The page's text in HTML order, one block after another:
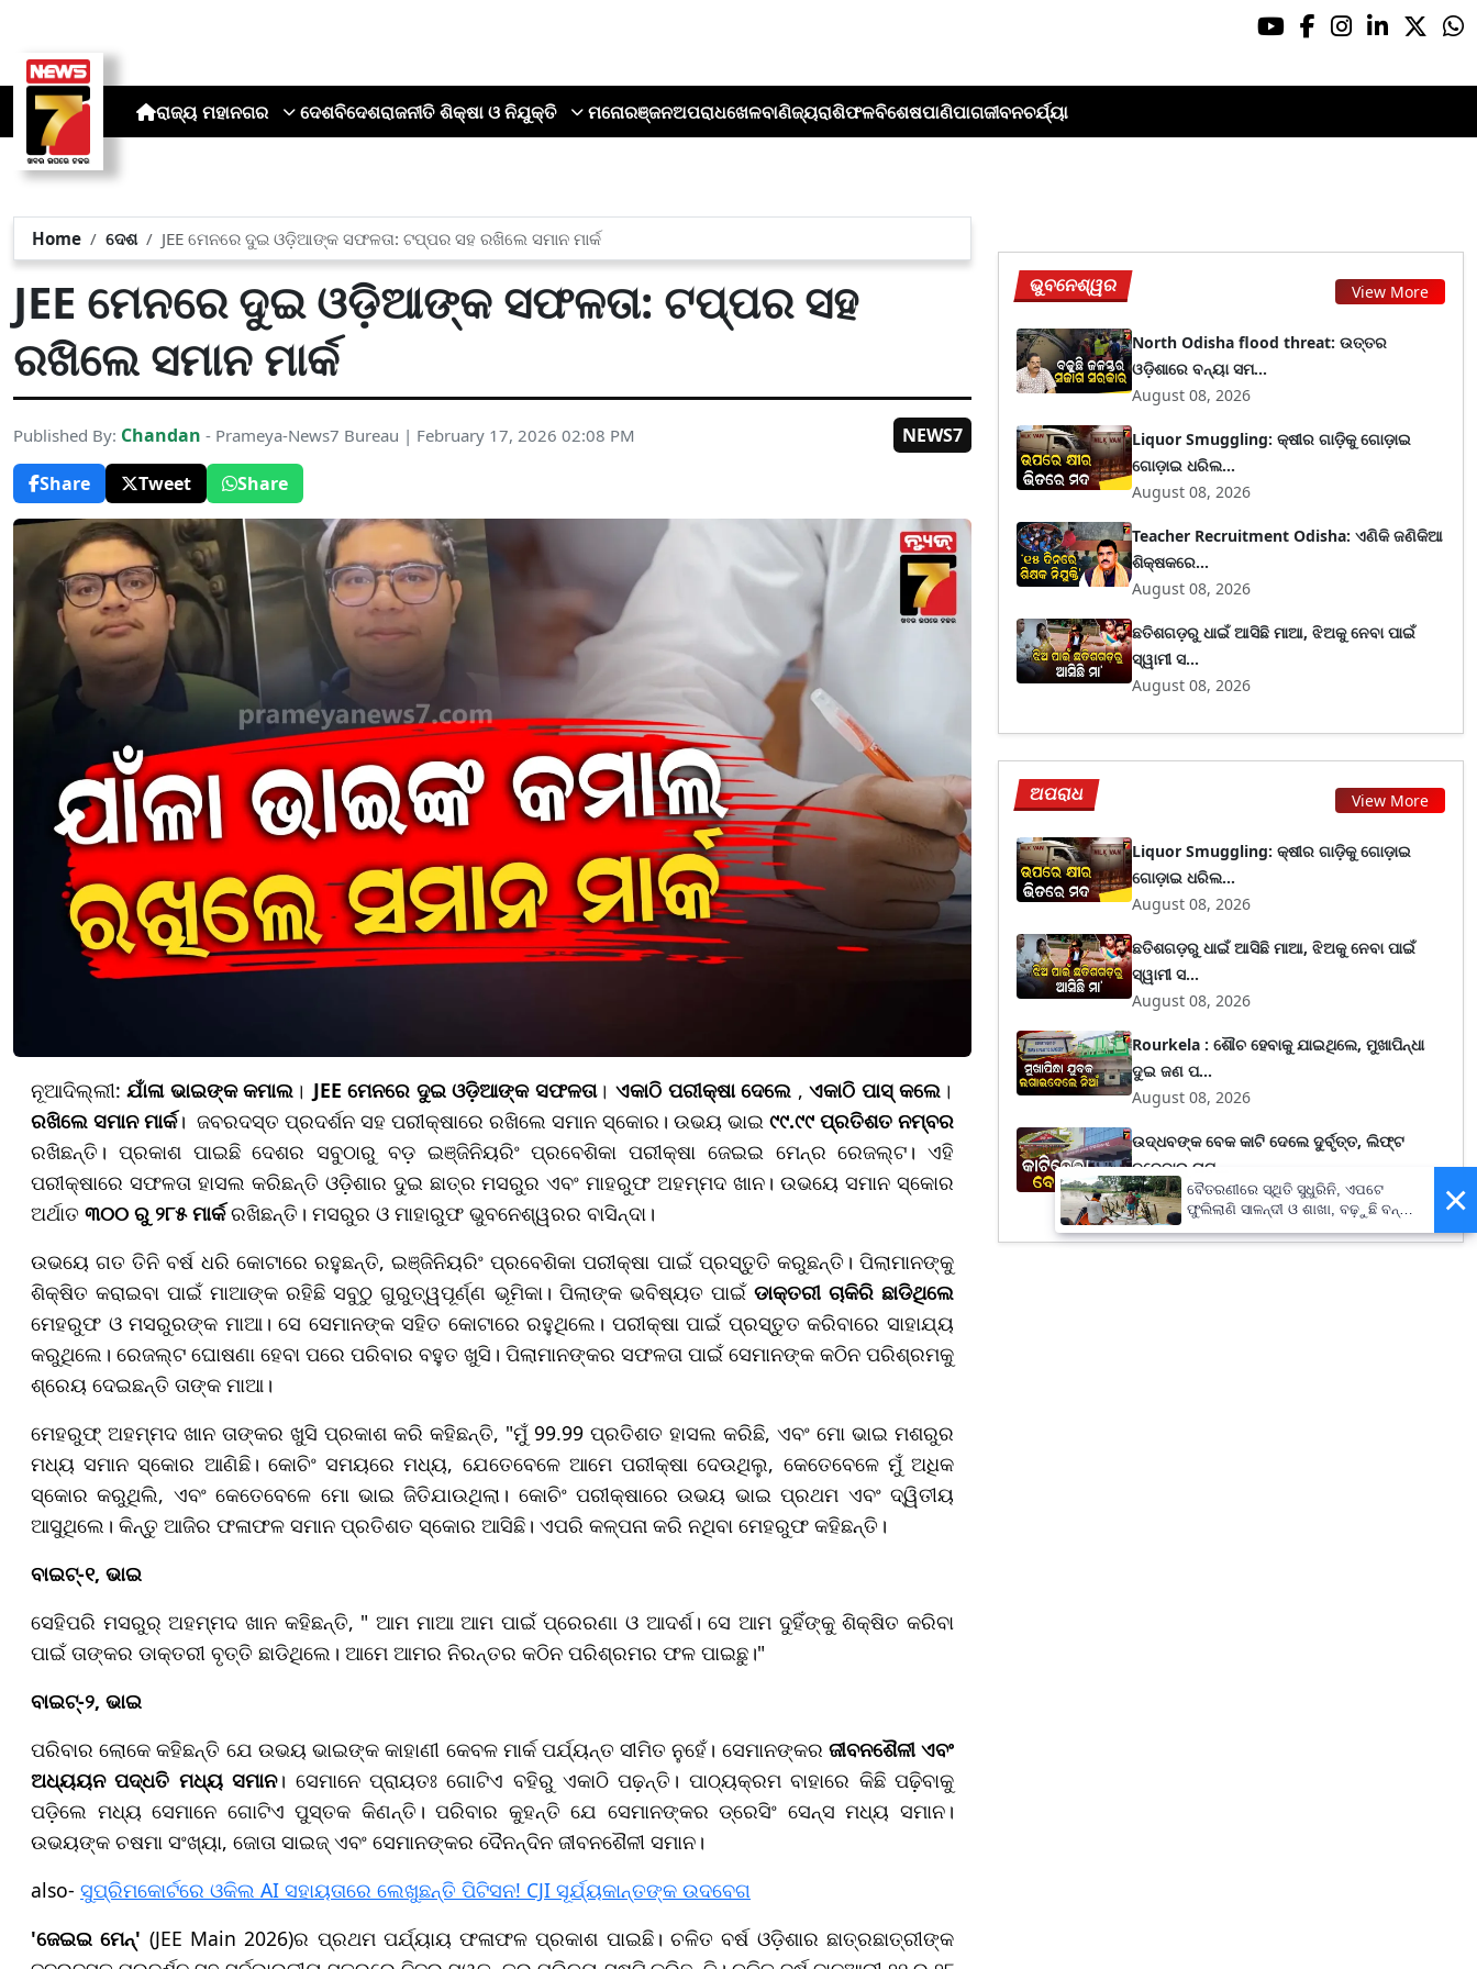
ରାଜ୍ୟ ମହାନଗର ଦେଶବିଦେଶରାଜନୀତି ଶିକ୍ଷା ଓ ନିଯୁକ୍ତି ମନୋରଞ୍ଜନଅପରାଧଖେଳବାଣିଜ୍ୟରାଶିଫଳବିଶେଷପାଣିପାଗଜୀବନଚର୍ଯ୍ୟା
Home ଦେଶ JEE ମେନରେ ଦୁଇ ଓଡ଼ିଆଙ୍କ ସଫଳତା: ଟପ୍ପର ସହ ରଖିଲେ ସମାନ ମାର୍କ
JEE ମେନରେ ଦୁଇ ଓଡ଼ିଆଙ୍କ ସଫଳତା: ଟପ୍ପର ସହ
ରଖିଲେ ସମାନ ମାର୍କ
Published By: Chandan - Prameya-News7 Bureau | February 17, 2026 02:08 PM
NEWS7
Share
Tweet Share
ନୂଆଦିଲ୍ଲୀ:​​​​​​​ଯାଁଳା ଭାଇଙ୍କ କମାଲ । JEEମେନରେ ଦୁଇ ଓଡ଼ିଆଙ୍କ ସଫଳତା।ଏକାଠି ପରୀକ୍ଷା ଦେଲେ ,ଏକାଠି ପାସ୍‌ କଲେ ।
ରଖିଲେ ସମାନ ମାର୍କ। ଜବରଦସ୍ତ ପ୍ରଦର୍ଶନ ସହ ପରୀକ୍ଷାରେ ରଖିଲେ ସମାନ ସ୍କୋର। ଉଭୟ ଭାଇ ୯୯.୯୯ ପ୍ରତିଶତ ନମ୍ବର
ରଖିଛନ୍ତି। ପ୍ରକାଶ ପାଇଛି ଦେଶର ସବୁଠାରୁ ବଡ଼ ଇଞ୍ଜିନିୟରିଂ ପ୍ରବେଶିକା ପରୀକ୍ଷା ଜେଇଇ ମେନ୍‌ର ରେଜଲ୍ଟ। ଏହି
ପରୀକ୍ଷାରେ ସଫଳତା ହାସଲ କରିଛନ୍ତି ଓଡ଼ିଶାର ଦୁଇ ଛାତ୍ର ମସରୁର ଏବଂ ମାହରୁଫ ଅହମ୍ମଦ ଖାନ। ଉଭୟେ ସମାନ ସ୍କୋର
ଅର୍ଥାତ ୩୦୦ ରୁ ୨୮୫ ମାର୍କରଖିଛନ୍ତି। ମସରୁର ଓ ମାହାରୁଫ ଭୁବନେଶ୍ୱରର ବାସିନ୍ଦା।
ଉଭୟେ ଗତ ତିନି ବର୍ଷ ଧରି କୋଟାରେ ରହୁଛନ୍ତି, ଇଞ୍ଜିନିୟରିଂ ପ୍ରବେଶିକା ପରୀକ୍ଷା ପାଇଁ ପ୍ରସ୍ତୁତି କରୁଛନ୍ତି। ପିଲାମାନଙ୍କୁ
ଶିକ୍ଷିତ କରାଇବା ପାଇଁ ମାଆଙ୍କ ରହିଛି ସବୁଠୁ ଗୁରୁତ୍ୱପୂର୍ଣ୍ଣ ଭୂମିକା। ପିଲାଙ୍କ ଭବିଷ୍ୟତ ପାଇଁ ଡାକ୍ତରୀ ଚାକିରି ଛାଡିଥିଲେ
ମେହରୁଫ ଓ ମସରୁରଙ୍କ ମାଆ। ସେ ସେମାନଙ୍କ ସହିତ କୋଟାରେ ରହୁଥିଲେ। ପରୀକ୍ଷା ପାଇଁ ପ୍ରସ୍ତୁତ କରିବାରେ ସାହାଯ୍ୟ
କରୁଥିଲେ। ରେଜଲ୍ଟ ଘୋଷଣା ହେବା ପରେ ପରିବାର ବହୁତ ଖୁସି। ପିଲାମାନଙ୍କର ସଫଳତା ପାଇଁ ସେମାନଙ୍କ କଠିନ ପରିଶ୍ରମକୁ
ଶ୍ରେୟ ଦେଇଛନ୍ତି ତାଙ୍କ ମାଆ।
ମେହରୁଫ୍ ଅହମ୍ମଦ ଖାନ ତାଙ୍କର ଖୁସି ପ୍ରକାଶ କରି କହିଛନ୍ତି, "ମୁଁ 99.99 ପ୍ରତିଶତ ହାସଲ କରିଛି, ଏବଂ ମୋ ଭାଇ ମଶରୁର
ମଧ୍ୟ ସମାନ ସ୍କୋର ଆଣିଛି। କୋଚିଂ ସମୟରେ ମଧ୍ୟ, ଯେତେବେଳେ ଆମେ ପରୀକ୍ଷା ଦେଉଥିଲୁ, କେତେବେଳେ ମୁଁ ଅଧିକ
ସ୍କୋର କରୁଥିଲି, ଏବଂ କେତେବେଳେ ମୋ ଭାଇ ଜିତିଯାଉଥିଲା। କୋଚିଂ ପରୀକ୍ଷାରେ ଉଭୟ ଭାଇ ପ୍ରଥମ ଏବଂ ଦ୍ୱିତୀୟ
ଆସୁଥିଲେ। କିନ୍ତୁ ଆଜିର ଫଳାଫଳ ସମାନ ପ୍ରତିଶତ ସ୍କୋର ଆସିଛି। ଏପରି କଳ୍ପନା କରି ନଥିବା ମେହରୁଫ କହିଛନ୍ତି।
ବାଇଟ୍‌-୧, ଭାଇ
ସେହିପରି ମସରୁର୍ ଅହମ୍ମଦ ଖାନ କହିଛନ୍ତି, " ଆମ ମାଆ ଆମ ପାଇଁ ପ୍ରେରଣା ଓ ଆଦର୍ଶ। ସେ ଆମ ଦୁହିଁଙ୍କୁ ଶିକ୍ଷିତ କରିବା
ପାଇଁ ତାଙ୍କର ଡାକ୍ତରୀ ବୃତ୍ତି ଛାଡିଥିଲେ। ଆମେ ଆମର ନିରନ୍ତର କଠିନ ପରିଶ୍ରମର ଫଳ ପାଇଛୁ।"
ବାଇଟ୍‌-୨, ଭାଇ
ପରିବାର ଲୋକେ କହିଛନ୍ତି ଯେ ଉଭୟ ଭାଇଙ୍କ କାହାଣୀ କେବଳ ମାର୍କ ପର୍ଯ୍ୟନ୍ତ ସୀମିତ ନୁହେଁ। ସେମାନଙ୍କର ଜୀବନଶୈଳୀ ଏବଂ
ଅଧ୍ୟୟନ ପଦ୍ଧତି ମଧ୍ୟ ସମାନ। ସେମାନେ ପ୍ରାୟତଃ ଗୋଟିଏ ବହିରୁ ଏକାଠି ପଢ଼ନ୍ତି। ପାଠ୍ୟକ୍ରମ ବାହାରେ କିଛି ପଢ଼ିବାକୁ
ପଡ଼ିଲେ ମଧ୍ୟ ସେମାନେ ଗୋଟିଏ ପୁସ୍ତକ କିଣନ୍ତି। ପରିବାର କୁହନ୍ତି ଯେ ସେମାନଙ୍କର ଡ୍ରେସିଂ ସେନ୍ସ ମଧ୍ୟ ସମାନ।
ଉଭୟଙ୍କ ଚଷମା ସଂଖ୍ୟା, ଜୋତା ସାଇଜ୍‌ ଏବଂ ସେମାନଙ୍କର ଦୈନନ୍ଦିନ ଜୀବନଶୈଳୀ ସମାନ।
also- ସୁପ୍ରିମକୋର୍ଟରେ ଓକିଲ AI ସହାୟତାରେ ଲେଖୁଛନ୍ତି ପିଟିସନ! CJI ସୂର୍ଯ୍ୟକାନ୍ତଙ୍କ ଉଦବେଗ
'ଜେଇଇ ମେନ୍' (JEE Main 2026)ର ପ୍ରଥମ ପର୍ଯ୍ୟାୟ ଫଳାଫଳ ପ୍ରକାଶ ପାଇଛି। ଚଳିତ ବର୍ଷ ଓଡ଼ିଶାର ଛାତ୍ରଛାତ୍ରୀଙ୍କ
ଭୁବନେଶ୍ୱର View More
North Odisha flood threat: ଉତ୍ତର
ଓଡ଼ିଶାରେ ବନ୍ୟା ସମ...
August 08, 2026
Liquor Smuggling: କ୍ଷୀର ଗାଡ଼ିକୁ ଗୋଡ଼ାଇ
ଗୋଡ଼ାଇ ଧରିଲ...
August 08, 2026
Teacher Recruitment Odisha: ଏଣିକି ଜଣିକିଆ
ଶିକ୍ଷକରେ...
August 08, 2026
ଛତିଶଗଡ଼ରୁ ଧାଇଁ ଆସିଛି ମାଆ, ଝିଅକୁ ନେବା ପାଇଁ
ସ୍ୱାମୀ ସ...
August 08, 2026
ଅପରାଧ View More
Liquor Smuggling: କ୍ଷୀର ଗାଡ଼ିକୁ ଗୋଡ଼ାଇ
ଗୋଡ଼ାଇ ଧରିଲ...
August 08, 2026
ଛତିଶଗଡ଼ରୁ ଧାଇଁ ଆସିଛି ମାଆ, ଝିଅକୁ ନେବା ପାଇଁ
ସ୍ୱାମୀ ସ...
August 08, 2026
Rourkela : ଶୌଚ ହେବାକୁ ଯାଇଥିଲେ, ମୁଖାପିନ୍ଧା
ଦୁଇ ଜଣ ପ...
August 08, 2026
ଉଦ୍ଧବଙ୍କ ବେକ କାଟି ଦେଲେ ଦୁର୍ବୃତ୍ତ, ଲିଫ୍ଟ
ନଦେବାରୁ ଘଟ...
August 08, 2026
×
ବୈତରଣୀରେ ସ୍ଥିତି ସୁଧୁରିନି, ଏପଟେ
ଫୁଲିଲାଣି ସାଳନ୍ଦୀ ଓ ଶାଖା, ବଢ଼ୁଛି ବନ୍ୟା
ଭୟ